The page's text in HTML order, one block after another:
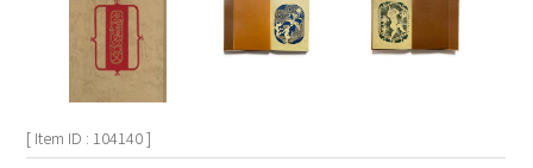
[ Item ID : 104140 ]